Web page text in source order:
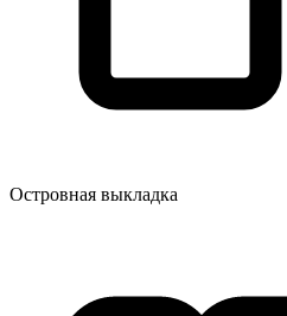
Островная выкладка